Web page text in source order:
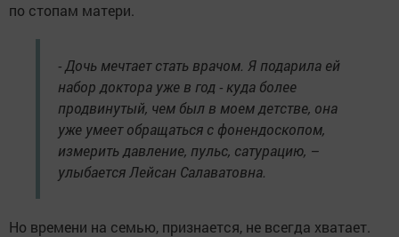
по стопам матери.
- Дочь мечтает стать врачом. Я подарила ей
набор доктора уже в год - куда более
продвинутый, чем был в моем детстве, она
уже умеет обращаться с фонендоскопом,
измерить давление, пульс, сатурацию, –
улыбается Лейсан Салаватовна.
Но времени на семью, признается, не всегда хватает.